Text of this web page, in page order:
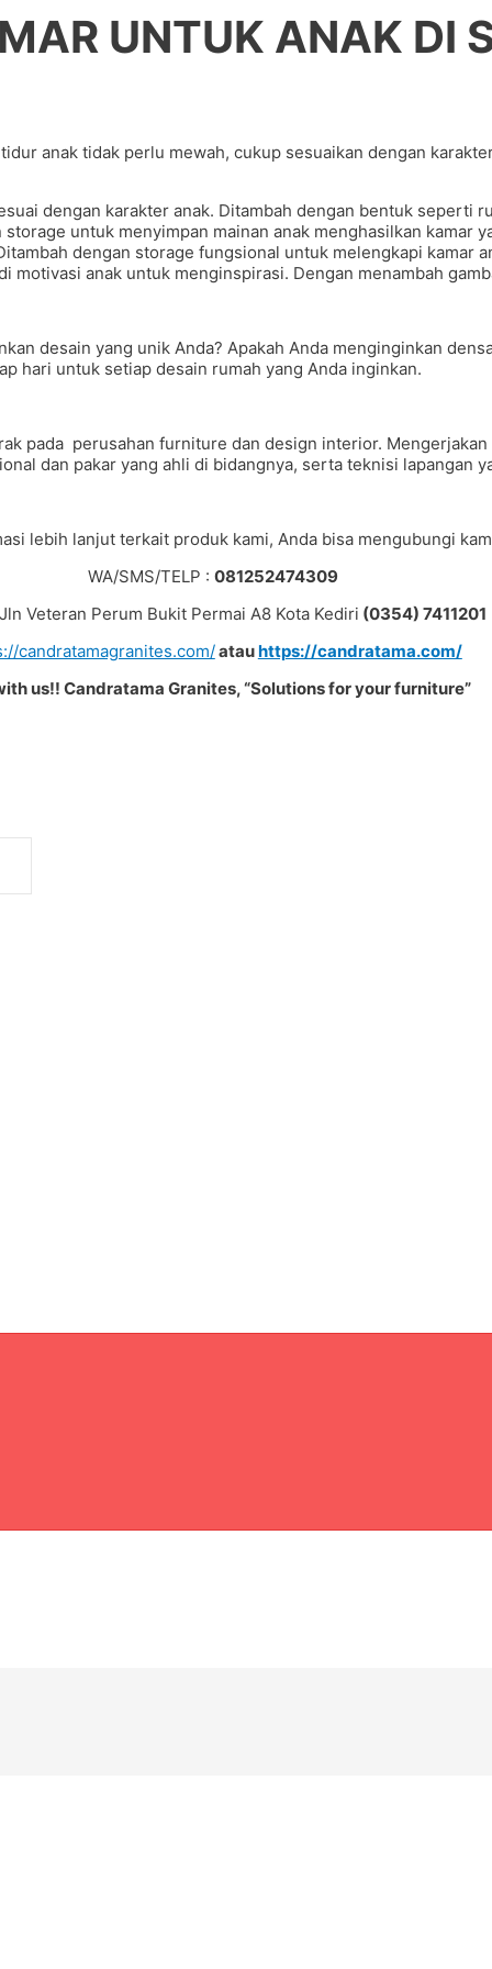
UNTUK ANAK DI
anak tidak perlu mewah, cukup sesuaikan dengan
dengan karakter anak. Ditambah dengan bentuk seperti
untuk menyimpan mainan anak menghasilkan kamar
dengan storage fungsional untuk melengkapi kamar
anak untuk menginspirasi. Dengan menambah
desain yang unik Anda? Apakah Anda menginginkan
hari untuk setiap desain rumah yang Anda inginkan.
pada perusahan furniture dan design interior.
dan pakar yang ahli di bidangnya, serta teknisi lapangan
lebih lanjut terkait produk kami, Anda bisa mengubungi
WA/SMS/TELP : 081252474309
Veteran Perum Bukit Permai A8 Kota Kediri (0354) 7411201
candratamagranites.com/atauhttps://candratama.com/
us!! Candratama Granites, “Solutions for your furniture”